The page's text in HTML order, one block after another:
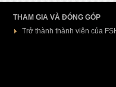
THAM GIA VÀ ĐÓNG GÓP
Trở thành thành viên của